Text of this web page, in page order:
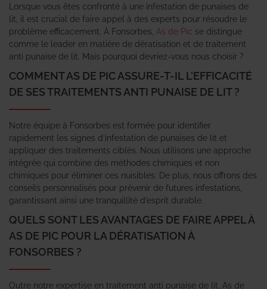
Lorsque vous êtes confronté à une infestation de punaises de
lit, il est crucial de faire appel à des experts pour résoudre le
problème efficacement. À Fonsorbes, As de Pic se distingue
comme le leader en matière de dératisation et de traitement
anti punaise de lit. Mais pourquoi devriez-vous nous choisir ?
COMMENT AS DE PIC ASSURE-T-IL L’EFFICACITÉ
DE SES TRAITEMENTS ANTI PUNAISE DE LIT ?
Notre équipe à Fonsorbes est formée pour identifier
rapidement les signes d’infestation de punaises de lit et
appliquer des traitements ciblés. Nous utilisons une approche
intégrée qui combine des méthodes chimiques et non
chimiques pour éliminer ces nuisibles. De plus, nous offrons des
conseils personnalisés pour prévenir de futures infestations,
garantissant ainsi une tranquillité d’esprit durable.
QUELS SONT LES AVANTAGES DE FAIRE APPEL À
AS DE PIC POUR LA DÉRATISATION À
FONSORBES ?
Outre notre expertise en traitement anti punaise de lit, As de